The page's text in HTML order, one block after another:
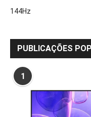
144Hz
PUBLICAÇÕES
1